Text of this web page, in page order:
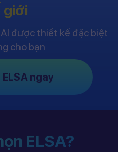
giới
được thiết kế đặc biệt
cho bạn
ngay
ELSA?